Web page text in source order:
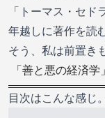
「トーマス・セ
年越しに著作を読
そう、私は前置き
「善と悪の経済
目次はこんな感じ。